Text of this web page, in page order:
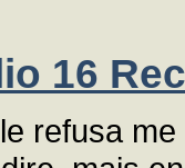
16
refusa